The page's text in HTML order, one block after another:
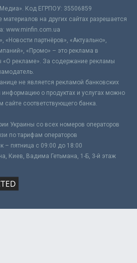
Код ЕГРПОУ: 35506859
на других сайтах разрешается
www.minfin.com.ua
партнёров», «Актуально»,
«Промо» – это реклама в
«О рекламе». За содержание рекламы
не является рекламой банковских
о продуктах и услугах можно
сайте соответствующего банка.
Украины со всех номеров операторов
по тарифам операторов
– пятница с 09:00 до 18:00
Киев, Вадима Гетьмана, 1-Б, 3-й этаж